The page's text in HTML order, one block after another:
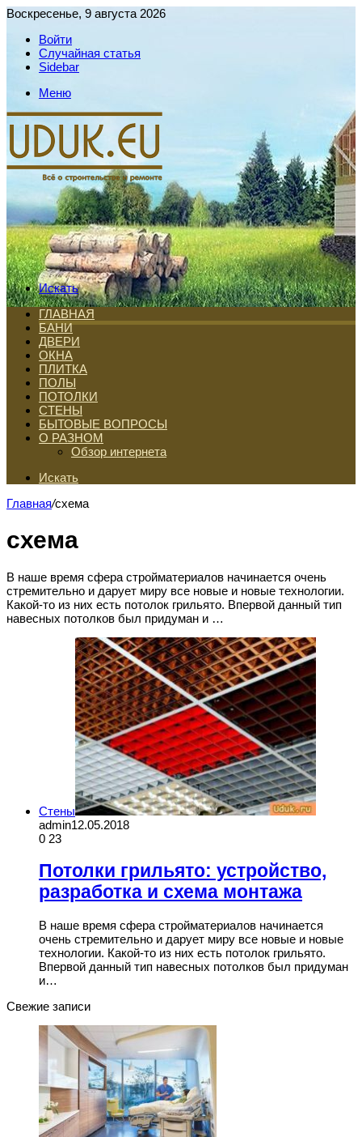
Воскресенье, 9 августа 2026
Войти
Случайная статья
Sidebar
Меню
Искать
ГЛАВНАЯ
БАНИ
ДВЕРИ
ОКНА
ПЛИТКА
ПОЛЫ
ПОТОЛКИ
СТЕНЫ
БЫТОВЫЕ ВОПРОСЫ
О РАЗНОМ
Обзор интернета
Искать
Главная/схема
схема
В наше время сфера стройматериалов начинается очень
стремительно и дарует миру все новые и новые технологии.
Какой-то из них есть потолок грильято. Впервой данный тип
навесных потолков был придуман и …
Стены
admin12.05.2018
0 23
Потолки грильято: устройство,
разработка и схема монтажа
В наше время сфера стройматериалов начинается
очень стремительно и дарует миру все новые и новые
технологии. Какой-то из них есть потолок грильято.
Впервой данный тип навесных потолков был придуман
и…
Свежие записи